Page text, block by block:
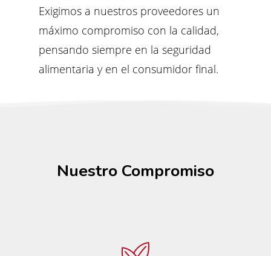
Exigimos a nuestros proveedores un
máximo compromiso con la calidad,
pensando siempre en la seguridad
alimentaria y en el consumidor final.
Nuestro Compromiso